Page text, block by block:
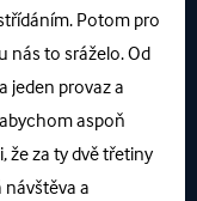
Potom pro
nás to sráželo. Od
jeden provaz a
aspoň
že za ty dvě třetiny
návštěva a